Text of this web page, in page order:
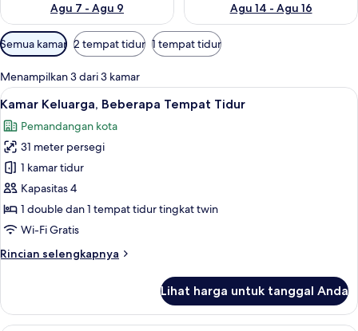
Agu 7 - Agu 9
Agu 14 - Agu 16
Filter
tersedia
untuk
kamar
Semua kamar 2 tempat tidur 1 tempat tidur
Menampilkan 3 dari 3 kamar
Lihat
semua
foto
untuk
Kamar
Keluarga,
Beberapa
Tempat
Kamar Keluarga, Beberapa Tempat
6
Kamar Keluarga, Beberapa Tempat Tidur
Pemandangan kota
31 meter persegi
1 kamar tidur
Kapasitas 4
1 double dan 1 tempat tidur tingkat twin
Wi-Fi Gratis
Rincian selengkapnya
Rincian
Kamar
Keluarga,
Lihat harga untuk tanggal Anda